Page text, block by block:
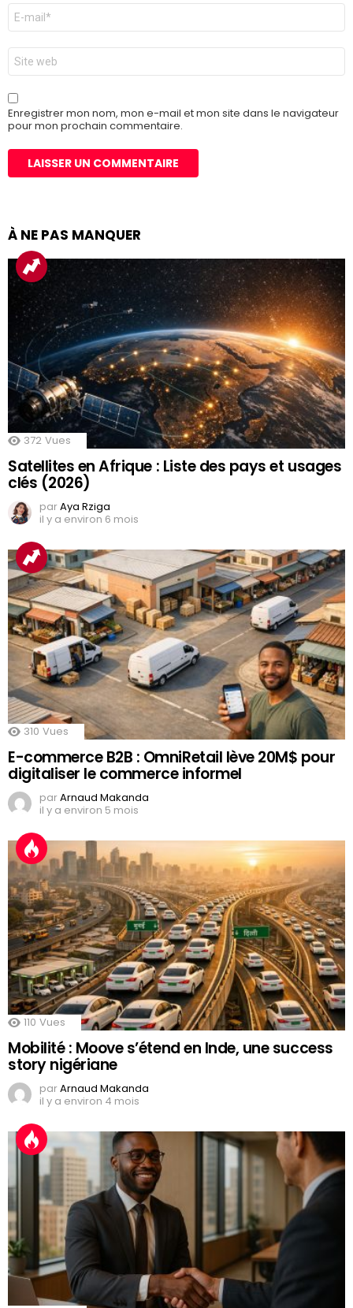
E-
mail
*
Site
web
Enregistrer mon nom, mon e-mail et mon site dans le navigateur
pour mon prochain commentaire.
À NE PAS MANQUER
372 Vues
Satellites en Afrique : Liste des pays et usages
clés (2026)
parAya Rziga
il y a environ 6 mois
310 Vues
E-commerce B2B : OmniRetail lève 20M$ pour
digitaliser le commerce informel
parArnaud Makanda
il y a environ 5 mois
110 Vues
Mobilité : Moove s’étend en Inde, une success
story nigériane
parArnaud Makanda
il y a environ 4 mois